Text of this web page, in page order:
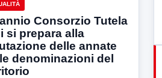
Consorzio Tutela
si prepara alla
delle annate
denominazioni del